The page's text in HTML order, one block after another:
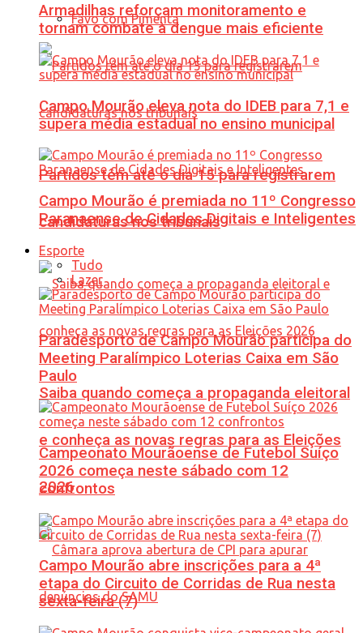
Favo com Pimenta
Partidos têm até o dia 15 para registrarem
candidaturas nos tribunais
Saiba quando começa a propaganda eleitoral
e conheça as novas regras para as Eleições
2026
Armadilhas reforçam monitoramento e
tornam combate à dengue mais eficiente
Campo Mourão eleva nota do IDEB para 7,1 e
supera média estadual no ensino municipal
Campo Mourão é premiada no 11º Congresso
Paranaense de Cidades Digitais e Inteligentes
Esporte
Tudo
Lazer
Paradesporto de Campo Mourão participa do
Meeting Paralímpico Loterias Caixa em São
Paulo
Campeonato Mourãoense de Futebol Suíço
2026 começa neste sábado com 12
confrontos
Campo Mourão abre inscrições para a 4ª
etapa do Circuito de Corridas de Rua nesta
sexta-feira (7)